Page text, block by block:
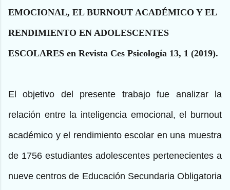
EMOCIONAL, EL BURNOUT ACADÉMICO Y EL
RENDIMIENTO EN ADOLESCENTES
ESCOLARES en Revista Ces Psicología 13, 1 (2019).
El objetivo del presente trabajo fue analizar la
relación entre la inteligencia emocional, el burnout
académico y el rendimiento escolar en una muestra
de 1756 estudiantes adolescentes pertenecientes a
nueve centros de Educación Secundaria Obligatoria